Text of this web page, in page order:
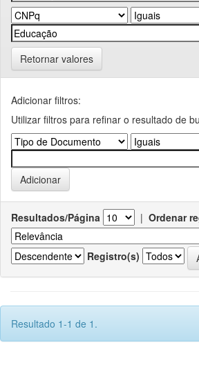
Retornar valores
Adicionar filtros:
Utilizar filtros para refinar o resultado de
Resultados/Página | Ordenar
Registro(s)
Resultado 1-1 de 1.